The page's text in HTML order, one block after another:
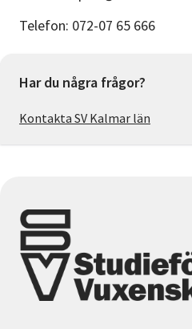
Telefon: 072-07 65 666
Har du några frågor?
Kontakta SV Kalmar län